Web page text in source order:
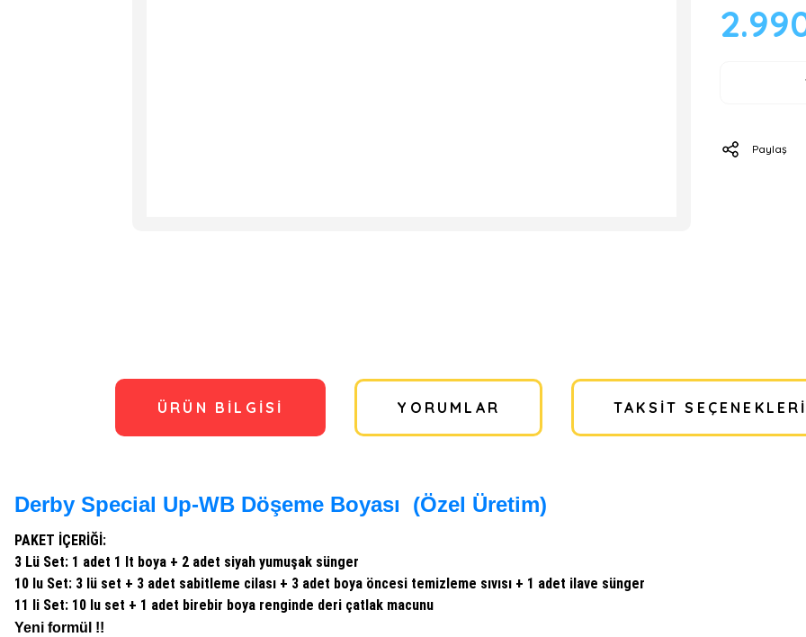
Paylaş
ÜRÜN BILGISI YORUMLAR TAKSIT SEÇENEKLERI
Derby Special Up-WB Döşeme Boyası (Özel Üretim)
PAKET İÇERİĞİ:
3 Lü Set: 1 adet 1 lt boya + 2 adet siyah yumuşak sünger
10 lu Set: 3 lü set + 3 adet sabitleme cilası + 3 adet boya öncesi temizleme sıvısı + 1 adet ilave sünger
11 li Set: 10 lu set + 1 adet birebir boya renginde deri çatlak macunu
Yeni formül !!